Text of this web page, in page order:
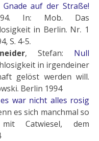
Gnade auf der Straße!
In: Mob. Das
in Berlin. Nr. 1
S. 4-5.
, Stefan: Null
in irgendeiner
gelöst werden will.
Berlin 1994
es war nicht alles rosig
es sich manchmal so
Catwiesel, dem